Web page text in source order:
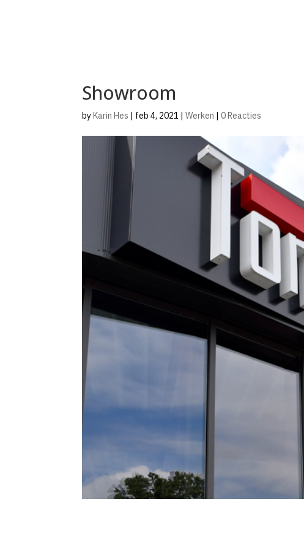
Showroom
byKarin Hes | feb 4, 2021 |Werken |0 Reacties